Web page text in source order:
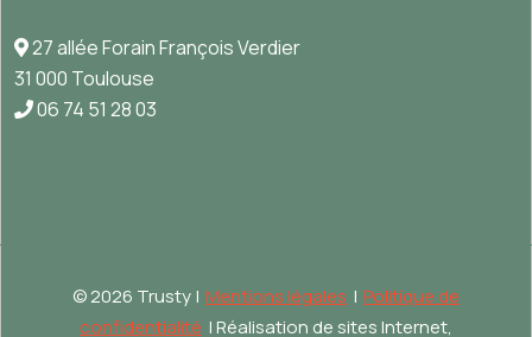
27 allée Forain François Verdier
31 000 Toulouse
06 74 51 28 03
©2026 Trusty | Mentions légales | Politique de
confidentialité | Réalisation de sites Internet,